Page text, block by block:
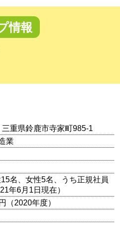
情報
重県鈴鹿市寺家町985-1
業
名、女性5名、うち正規社員
年6月1日現在）
（2020年度）